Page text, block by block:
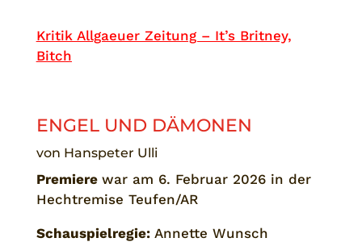
Kritik Allgaeuer Zeitung – It’s Britney,
Bitch
ENGEL UND DÄMONEN
von Hanspeter Ulli
Premiere war am 6. Februar 2026 in der
Hechtremise Teufen/AR
Schauspielregie:Annette Wunsch